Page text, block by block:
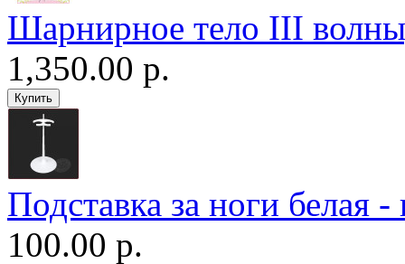
Шарнирное тело III
1,350.00 р.
Подставка за ноги белая
100.00 р.